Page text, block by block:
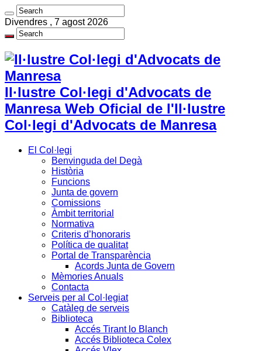
Divendres , 7 agost 2026
Il·lustre Col·legi d'Advocats de
Manresa Web Oficial de l'Il·lustre
Col·legi d'Advocats de Manresa
El Col·legi
Benvinguda del Degà
Història
Funcions
Junta de govern
Comissions
Àmbit territorial
Normativa
Criteris d’honoraris
Política de qualitat
Portal de Transparència
Acords Junta de Govern
Mèmories Anuals
Contacta
Serveis per al Col·legiat
Catàleg de serveis
Biblioteca
Accés Tirant lo Blanch
Accés Biblioteca Colex